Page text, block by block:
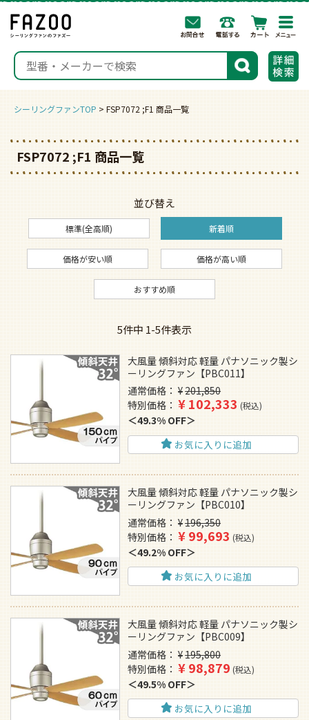
検索
シーリングファンTOP FSP7072 ;F1 商品一覧
FSP7072 ;F1 商品一覧
並び替え
標準(全高順) 新着順
価格が安い順 価格が高い順
おすすめ順
5件中 1-5件表示
大風量 傾斜対応 軽量 パナソニック製シ
ーリングファン【PBC011】
通常価格
¥201,850
特別価格
¥102,333 税込
49.3% OFF
お気に入りに追加
大風量 傾斜対応 軽量 パナソニック製シ
ーリングファン【PBC010】
通常価格
¥196,350
特別価格
¥99,693 税込
49.2% OFF
お気に入りに追加
大風量 傾斜対応 軽量 パナソニック製シ
ーリングファン【PBC009】
通常価格
¥195,800
特別価格
¥98,879 税込
49.5% OFF
お気に入りに追加